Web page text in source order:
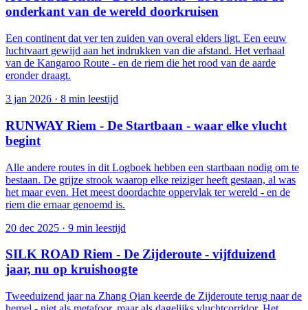
onderkant van de wereld doorkruisen
Een continent dat ver ten zuiden van overal elders ligt. Een eeuw
luchtvaart gewijd aan het indrukken van die afstand. Het verhaal
van de Kangaroo Route - en de riem die het rood van de aarde
eronder draagt.
3 jan 2026 · 8 min leestijd
RUNWAY Riem - De Startbaan - waar elke vlucht
begint
Alle andere routes in dit Logboek hebben een startbaan nodig om te
bestaan. De grijze strook waarop elke reiziger heeft gestaan, al was
het maar even. Het meest doordachte oppervlak ter wereld - en de
riem die ernaar genoemd is.
20 dec 2025 · 9 min leestijd
SILK ROAD Riem - De Zijderoute - vijfduizend
jaar, nu op kruishoogte
Tweeduizend jaar na Zhang Qian keerde de Zijderoute terug naar de